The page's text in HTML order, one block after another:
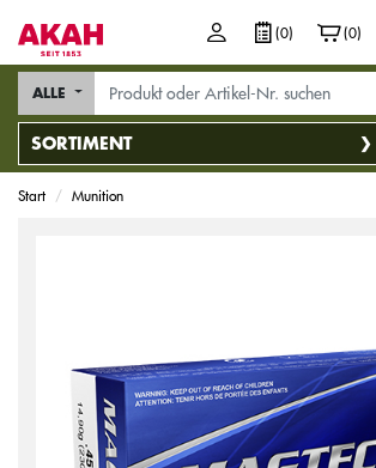
(0) (0)
SORTIMENT
ALLE
Start Munition